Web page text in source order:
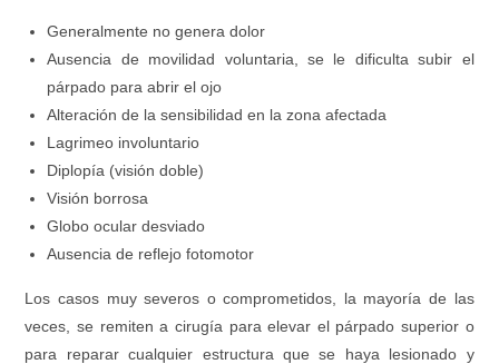
Generalmente no genera dolor
Ausencia de movilidad voluntaria ,se le dificulta subir el
párpado para abrir el ojo
Alteración de la sensibilidad en la zona afectada
Lagrimeo involuntario
Diplopía (visión doble)
Visión borrosa
Globo ocular desviado
Ausencia de reflejo fotomotor
Los casos muy severos o comprometidos
la mayoría de las
veces ,se remiten a cirugía para elevar el párpado superior o
para reparar cualquier estructura que se haya lesionado y